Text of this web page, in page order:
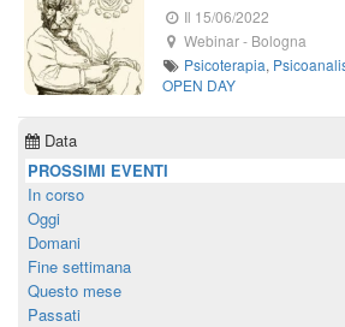
Il 15/06/2022
Webinar- Bologna
Psicoterapia,
OPEN DAY
Data
PROSSIMI EVENTI
In corso
Oggi
Domani
Fine settimana
Questo mese
Passati